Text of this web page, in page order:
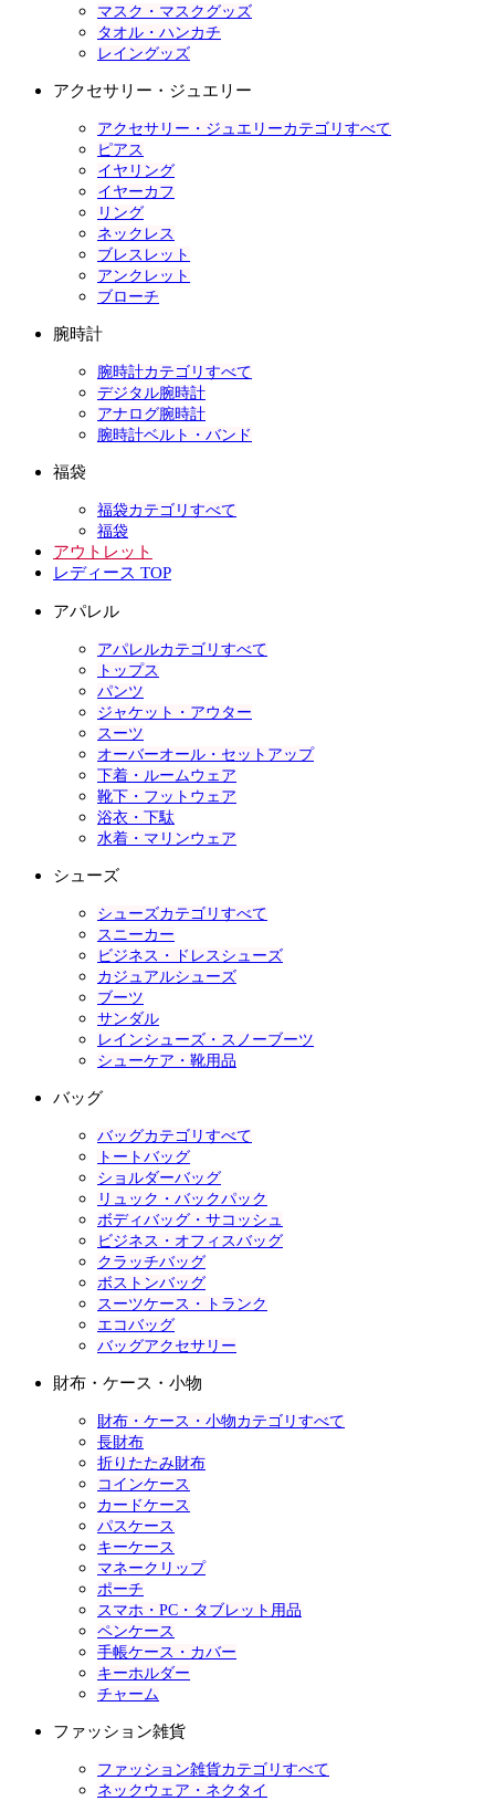
マスク・マスクグッズ
タオル・ハンカチ
レイングッズ
アクセサリー・ジュエリー
アクセサリー・ジュエリーカテゴリすべて
ピアス
イヤリング
イヤーカフ
リング
ネックレス
ブレスレット
アンクレット
ブローチ
腕時計
腕時計カテゴリすべて
デジタル腕時計
アナログ腕時計
腕時計ベルト・バンド
福袋
福袋カテゴリすべて
福袋
アウトレット
レディース TOP
アパレル
アパレルカテゴリすべて
トップス
パンツ
ジャケット・アウター
スーツ
オーバーオール・セットアップ
下着・ルームウェア
靴下・フットウェア
浴衣・下駄
水着・マリンウェア
シューズ
シューズカテゴリすべて
スニーカー
ビジネス・ドレスシューズ
カジュアルシューズ
ブーツ
サンダル
レインシューズ・スノーブーツ
シューケア・靴用品
バッグ
バッグカテゴリすべて
トートバッグ
ショルダーバッグ
リュック・バックパック
ボディバッグ・サコッシュ
ビジネス・オフィスバッグ
クラッチバッグ
ボストンバッグ
スーツケース・トランク
エコバッグ
バッグアクセサリー
財布・ケース・小物
財布・ケース・小物カテゴリすべて
長財布
折りたたみ財布
コインケース
カードケース
パスケース
キーケース
マネークリップ
ポーチ
スマホ・PC・タブレット用品
ペンケース
手帳ケース・カバー
キーホルダー
チャーム
ファッション雑貨
ファッション雑貨カテゴリすべて
ネックウェア・ネクタイ